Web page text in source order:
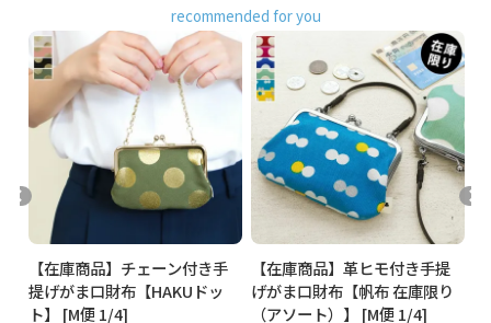
がま口フォルムのドットをちりばめた、がまドット柄シリー
ズから、仕切り付きで小分けに便利、持ち手が付いたヒモ付
手提げがま口財布（中）です。
家計用や旅行用など、サブのお財布としてもピッタリ。持ち
やすくて使いやすい、コンパクトなお財布です。 バッグの持
ち手などに引っ掛けられるので、バッグの中で迷子にならず
にすぐに取り出せるのも嬉しいポイント。お買い物時のレジ
前でお財布を探す手間も省けます。
紙幣は二つ折りにすると入ります。
COLOR
recommended for you
【在庫商品】チェーン付き手
提げがま口財布【HAKUドッ
ト】 [M便 1/4]
【在庫商品】革ヒモ付き手提
げがま口財布【帆布 在庫限り
（アソート）】 [M便 1/4]